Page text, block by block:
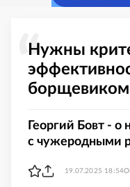
Нужны
борщевиком
Георгий Бовт - о
с чужеродными
19.07.2025 18:54